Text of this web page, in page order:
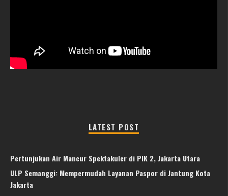
LATEST POST
Pertunjukan Air Mancur Spektakuler di PIK 2, Jakarta Utara
ULP Semanggi: Mempermudah Layanan Paspor di Jantung Kota
Jakarta